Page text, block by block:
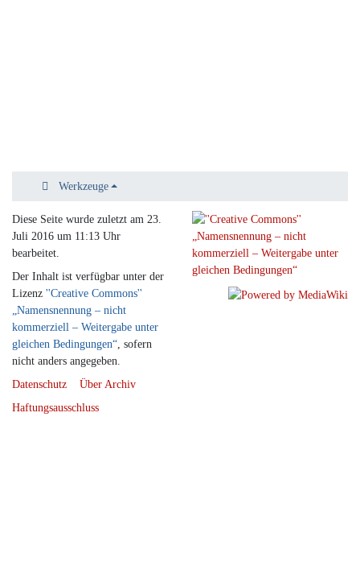
Werkzeuge
Diese Seite wurde zuletzt am 23.
Juli 2016 um 11:13 Uhr
bearbeitet.
Der Inhalt ist verfügbar unter der
Lizenz ''Creative Commons''
„Namensnennung – nicht
kommerziell – Weitergabe unter
gleichen Bedingungen“, sofern
nicht anders angegeben.
Datenschutz
Über Archiv
Haftungsausschluss